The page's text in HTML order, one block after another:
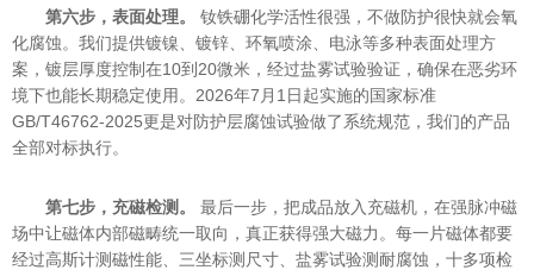
第六步，表面处理。
钕铁硼化学活性很强，不做防护很快就会氧
化腐蚀。我们提供镀镍、镀锌、环氧喷涂、电泳等多种表面处理方
案，镀层厚度控制在10到20微米，经过盐雾试验验证，确保在恶劣环
境下也能长期稳定使用。2026年7月1日起实施的国家标准
GB/T46762-2025更是对防护层腐蚀试验做了系统规范，我们的产品
全部对标执行。
第七步，充磁检测。
最后一步，把成品放入充磁机，在强脉冲磁
场中让磁体内部磁畴统一取向，真正获得强大磁力。每一片磁体都要
经过高斯计测磁性能、三坐标测尺寸、盐雾试验测耐腐蚀，十多项检